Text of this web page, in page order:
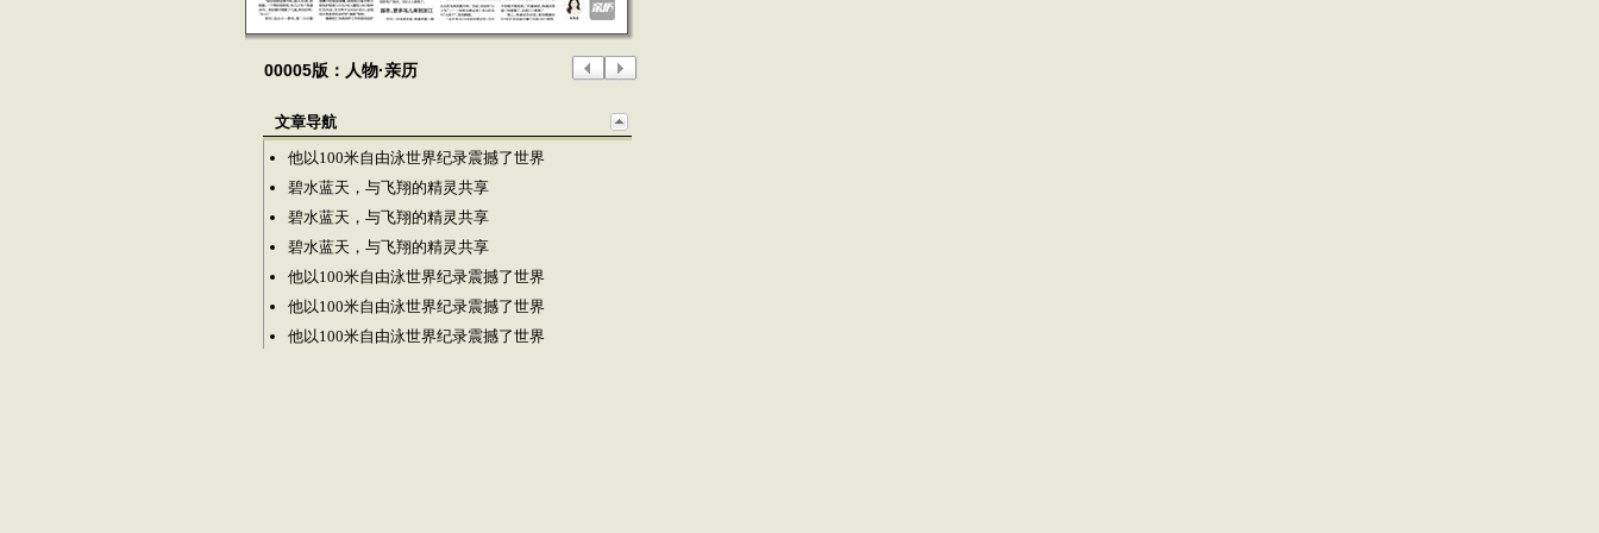
00005版：人物·亲历
文章导航
他以100米自由泳世界纪录震撼了世界
碧水蓝天，与飞翔的精灵共享
碧水蓝天，与飞翔的精灵共享
碧水蓝天，与飞翔的精灵共享
他以100米自由泳世界纪录震撼了世界
他以100米自由泳世界纪录震撼了世界
他以100米自由泳世界纪录震撼了世界